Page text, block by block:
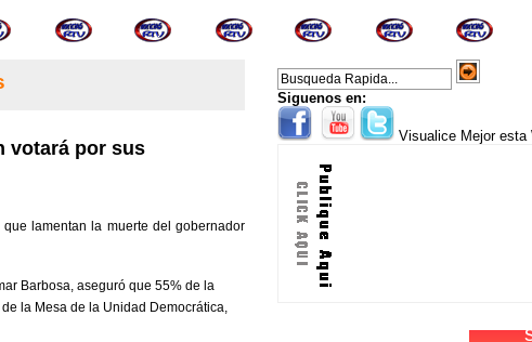
votará por sus
lamentan la muerte del gobernador
Barbosa, aseguró que 55% de la
la Mesa de la Unidad Democrática,
Siguenos en:
Visualice Mejor esta